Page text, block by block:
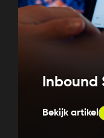
Inbound
Bekijk artikel